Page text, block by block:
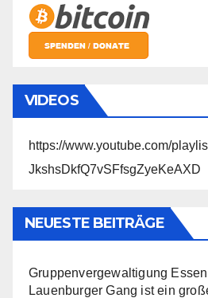
VIDEOS
https://www.youtube.com/
JkshsDkfQ7vSFfsgZyeKeAXD
NEUESTE BEITRÄGE
Gruppenvergewaltigung
Lauenburger Gang ist ein